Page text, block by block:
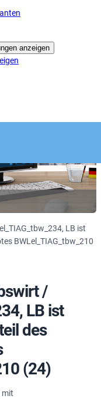
anzeigen
LB ist
BWLel_TIAG_tbw_210
/
LB ist
des
(24)
mit